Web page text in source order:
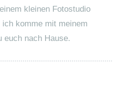
kleinen Fotostudio
komme mit meinem
euch nach Hause.